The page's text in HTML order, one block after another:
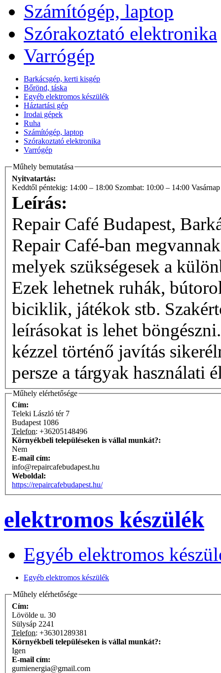
Számítógép, laptop
Szórakoztató elektronika
Varrógép
Barkácsgép, kerti kisgép
Bőrönd, táska
Egyéb elektromos készülék
Háztartási gép
Irodai gépek
Ruha
Számítógép, laptop
Szórakoztató elektronika
Varrógép
Műhely bemutatása
Nyitvatartás:
Keddtől péntekig: 14:00 – 18:00 Szombat: 10:00 – 14:00
Leírás:
Repair Café Budapest,
Repair Café-ban
melyek szükségesek a
Ezek lehetnek ruhák,
biciklik, játékok stb.
leírásokat is lehet böngészni. A hely egyszerre szól a
kézzel történő javítás
persze a tárgyak használati
Műhely elérhetősége
Cím:
Teleki László tér 7
Budapest 1086
Telefon: +36205148496
Környékbeli településeken is vállal munkát?:
Nem
E-mail cím:
info@repaircafebudapest.hu
Weboldal:
https://repaircafebudapest.hu/
elektromos készülék
Egyéb elektromos
Egyéb elektromos készülék
Műhely elérhetősége
Cím:
Lövölde u. 30
Sülysáp 2241
Telefon: +36301289381
Környékbeli településeken is vállal munkát?:
Igen
E-mail cím:
gumienergia@gmail.com